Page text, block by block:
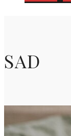
SAD